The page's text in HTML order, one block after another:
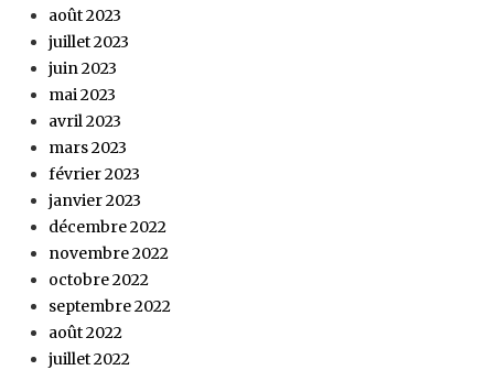
août 2023
juillet 2023
juin 2023
mai 2023
avril 2023
mars 2023
février 2023
janvier 2023
décembre 2022
novembre 2022
octobre 2022
septembre 2022
août 2022
juillet 2022